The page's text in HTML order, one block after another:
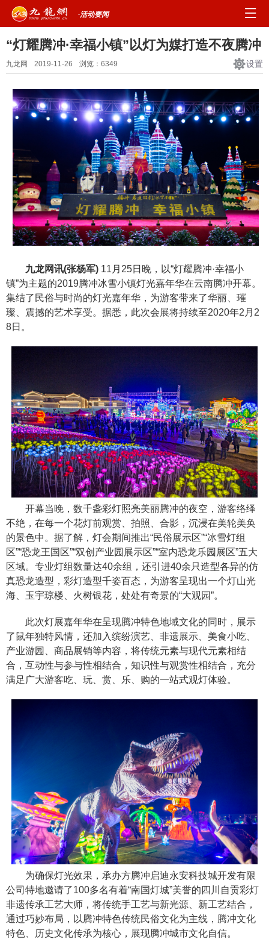
·活动要闻
“灯耀腾冲·幸福小镇”以灯为媒打造不夜腾冲
九龙网 2019-11-26 浏览： 6349 设置
九龙网讯(张杨军) 11月25日晚，以“灯耀腾冲·幸福小
镇”为主题的2019腾冲冰雪小镇灯光嘉年华在云南腾冲开幕。
集结了民俗与时尚的灯光嘉年华，为游客带来了华丽、璀
璨、震撼的艺术享受。据悉，此次会展将持续至2020年2月2
8日。
开幕当晚，数千盏彩灯照亮美丽腾冲的夜空，游客络绎
不绝，在每一个花灯前观赏、拍照、合影，沉浸在美轮美奂
的景色中。据了解，灯会期间推出“民俗展示区”“冰雪灯组
区”“恐龙王国区”“双创产业园展示区”“室内恐龙乐园展区”五大
区域。专业灯组数量达40余组，还引进40余只造型各异的仿
真恐龙造型，彩灯造型千姿百态，为游客呈现出一个灯山光
海、玉宇琼楼、火树银花，处处有奇景的“大观园”。
此次灯展嘉年华在呈现腾冲特色地域文化的同时，展示
了鼠年独特风情，还加入缤纷演艺、非遗展示、美食小吃、
产业游园、商品展销等内容，将传统元素与现代元素相结
合，互动性与参与性相结合，知识性与观赏性相结合，充分
满足广大游客吃、玩、赏、乐、购的一站式观灯体验。
为确保灯光效果，承办方腾冲启迪永安科技城开发有限
公司特地邀请了100多名有着“南国灯城”美誉的四川自贡彩灯
非遗传承工艺大师，将传统手工艺与新光源、新工艺结合，
通过巧妙布局，以腾冲特色传统民俗文化为主线，腾冲文化
特色、历史文化传承为核心，展现腾冲城市文化自信。